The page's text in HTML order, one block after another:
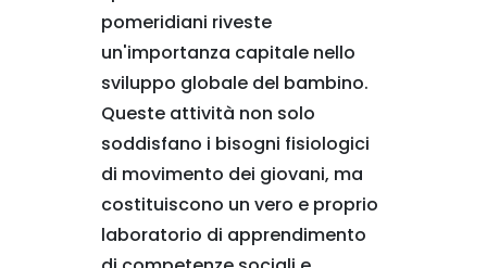
pomeridiani riveste
un'importanza capitale nello
sviluppo globale del bambino.
Queste attività non solo
soddisfano i bisogni fisiologici
di movimento dei giovani, ma
costituiscono un vero e proprio
laboratorio di apprendimento